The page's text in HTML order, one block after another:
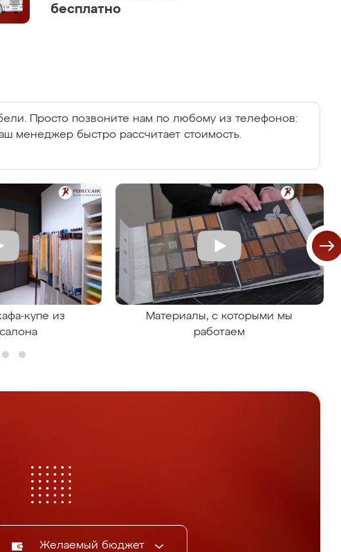
бесплатно
Просто позвоните нам по любому из телефонов:
менеджер быстро рассчитает стоимость.
купе из
Материалы, с которыми мы
работаем
Желаемый бюджет